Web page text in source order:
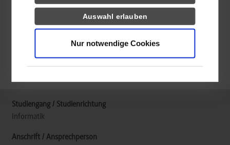
Auswahl erlauben
Nur notwendige Cookies
Informatik